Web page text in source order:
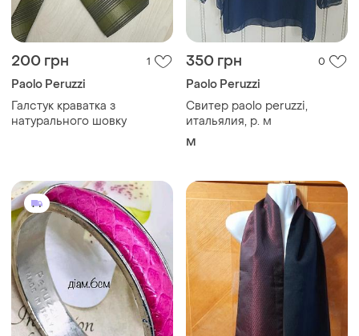
200 грн 1
Paolo Peruzzi
Галстук краватка з
натурального шовку
350 грн 0
Paolo Peruzzi
Свитер paolo peruzzi,
итальялия, р. м
M